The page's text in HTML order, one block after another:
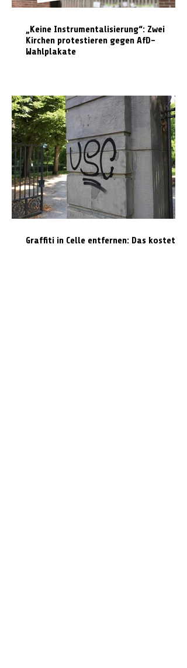
„Keine Instrumentalisierung“: Zwei
Kirchen protestieren gegen AfD-
Wahlplakate
Graffiti in Celle entfernen: Das kostet es